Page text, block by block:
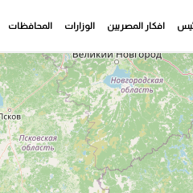
افكار المصريين الوزارات المحافظات